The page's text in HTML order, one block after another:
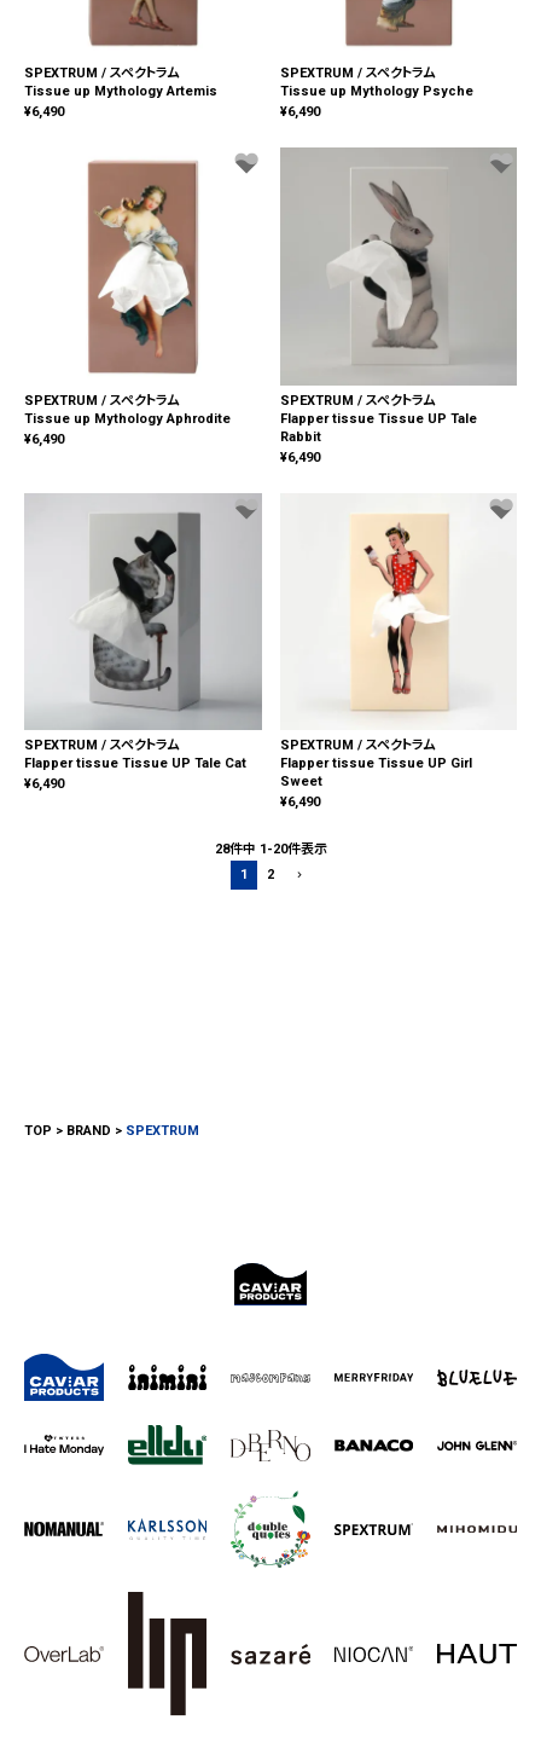
SPEXTRUM / スペクトラム
Tissue up Mythology Artemis
¥6,490
SPEXTRUM / スペクトラム
Tissue up Mythology Psyche
¥6,490
SPEXTRUM / スペクトラム
Tissue up Mythology Aphrodite
¥6,490
SPEXTRUM / スペクトラム
Flapper tissue Tissue UP Tale
Rabbit
¥6,490
SPEXTRUM / スペクトラム
Flapper tissue Tissue UP Tale Cat
¥6,490
SPEXTRUM / スペクトラム
Flapper tissue Tissue UP Girl
Sweet
¥6,490
28件中 1-20件表示
1
2
TOP BRAND SPEXTRUM